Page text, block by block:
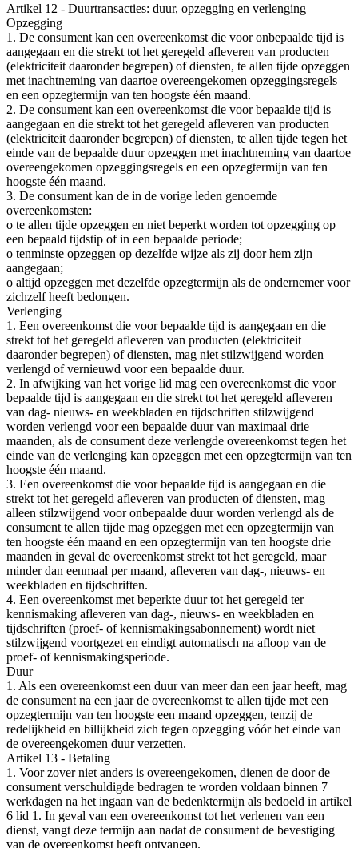
Artikel 12 - Duurtransacties: duur, opzegging en verlenging
Opzegging
1. De consument kan een overeenkomst die voor onbepaalde tijd is
aangegaan en die strekt tot het geregeld afleveren van producten
(elektriciteit daaronder begrepen) of diensten, te allen tijde opzeggen
met inachtneming van daartoe overeengekomen opzeggingsregels
en een opzegtermijn van ten hoogste één maand.
2. De consument kan een overeenkomst die voor bepaalde tijd is
aangegaan en die strekt tot het geregeld afleveren van producten
(elektriciteit daaronder begrepen) of diensten, te allen tijde tegen het
einde van de bepaalde duur opzeggen met inachtneming van daartoe
overeengekomen opzeggingsregels en een opzegtermijn van ten
hoogste één maand.
3. De consument kan de in de vorige leden genoemde
overeenkomsten:
o te allen tijde opzeggen en niet beperkt worden tot opzegging op
een bepaald tijdstip of in een bepaalde periode;
o tenminste opzeggen op dezelfde wijze als zij door hem zijn
aangegaan;
o altijd opzeggen met dezelfde opzegtermijn als de ondernemer voor
zichzelf heeft bedongen.
Verlenging
1. Een overeenkomst die voor bepaalde tijd is aangegaan en die
strekt tot het geregeld afleveren van producten (elektriciteit
daaronder begrepen) of diensten, mag niet stilzwijgend worden
verlengd of vernieuwd voor een bepaalde duur.
2. In afwijking van het vorige lid mag een overeenkomst die voor
bepaalde tijd is aangegaan en die strekt tot het geregeld afleveren
van dag- nieuws- en weekbladen en tijdschriften stilzwijgend
worden verlengd voor een bepaalde duur van maximaal drie
maanden, als de consument deze verlengde overeenkomst tegen het
einde van de verlenging kan opzeggen met een opzegtermijn van ten
hoogste één maand.
3. Een overeenkomst die voor bepaalde tijd is aangegaan en die
strekt tot het geregeld afleveren van producten of diensten, mag
alleen stilzwijgend voor onbepaalde duur worden verlengd als de
consument te allen tijde mag opzeggen met een opzegtermijn van
ten hoogste één maand en een opzegtermijn van ten hoogste drie
maanden in geval de overeenkomst strekt tot het geregeld, maar
minder dan eenmaal per maand, afleveren van dag-, nieuws- en
weekbladen en tijdschriften.
4. Een overeenkomst met beperkte duur tot het geregeld ter
kennismaking afleveren van dag-, nieuws- en weekbladen en
tijdschriften (proef- of kennismakingsabonnement) wordt niet
stilzwijgend voortgezet en eindigt automatisch na afloop van de
proef- of kennismakingsperiode.
Duur
1. Als een overeenkomst een duur van meer dan een jaar heeft, mag
de consument na een jaar de overeenkomst te allen tijde met een
opzegtermijn van ten hoogste een maand opzeggen, tenzij de
redelijkheid en billijkheid zich tegen opzegging vóór het einde van
de overeengekomen duur verzetten.
Artikel 13 - Betaling
1. Voor zover niet anders is overeengekomen, dienen de door de
consument verschuldigde bedragen te worden voldaan binnen 7
werkdagen na het ingaan van de bedenktermijn als bedoeld in artikel
6 lid 1. In geval van een overeenkomst tot het verlenen van een
dienst, vangt deze termijn aan nadat de consument de bevestiging
van de overeenkomst heeft ontvangen.